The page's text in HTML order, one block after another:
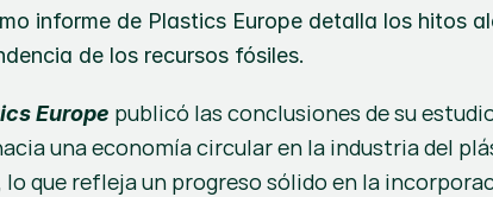
informe de Plastics Europe detalla los hitos
de los recursos fósiles.
Europe publicó las conclusiones de su
una economía circular en la industria del
lo que refleja un progreso sólido en la